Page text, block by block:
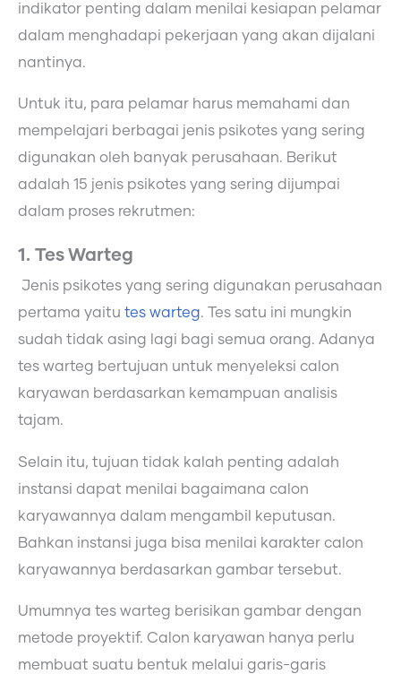
indikator penting dalam menilai kesiapan pelamar
dalam menghadapi pekerjaan yang akan dijalani
nantinya.
Untuk itu, para pelamar harus memahami dan
mempelajari berbagai jenis psikotes yang sering
digunakan oleh banyak perusahaan. Berikut
adalah 15 jenis psikotes yang sering dijumpai
dalam proses rekrutmen:
1. Tes Warteg
Jenis psikotes yang sering digunakan perusahaan
pertama yaitu tes warteg. Tes satu ini mungkin
sudah tidak asing lagi bagi semua orang. Adanya
tes warteg bertujuan untuk menyeleksi calon
karyawan berdasarkan kemampuan analisis
tajam.
Selain itu, tujuan tidak kalah penting adalah
instansi dapat menilai bagaimana calon
karyawannya dalam mengambil keputusan.
Bahkan instansi juga bisa menilai karakter calon
karyawannya berdasarkan gambar tersebut.
Umumnya tes warteg berisikan gambar dengan
metode proyektif. Calon karyawan hanya perlu
membuat suatu bentuk melalui garis-garis